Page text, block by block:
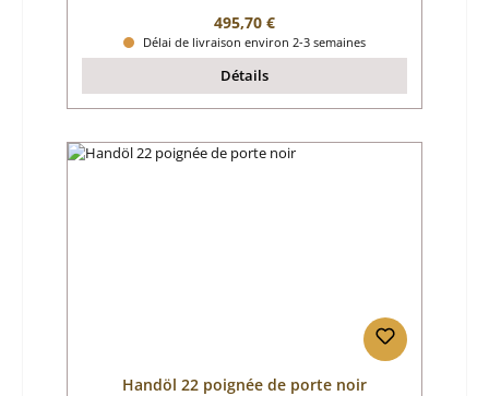
Prix régulier :
495,70 €
Délai de livraison environ 2-3 semaines
Détails
Handöl 22 poignée de porte noir